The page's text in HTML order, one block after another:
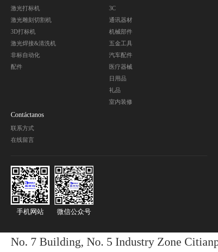
激光打标机
激光雕刻切割机
3D打标机
激光焊接&清洗机
非标自动化
配件
3C
通讯器材
机械部件
五金工具
汽车配件
医疗器械
日用品
礼品
室内装修
Contáctanos
联系方式
在线留言
手机网站 微信公众号
No. 7 Building, No. 5 Industry Zone